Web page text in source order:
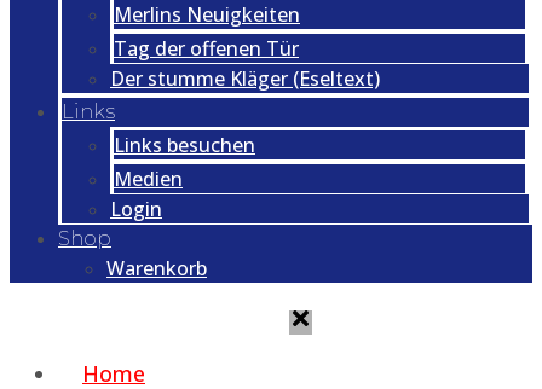
Merlins Neuigkeiten
Tag der offenen Tür
Der stumme Kläger (Eseltext)
Links
Links besuchen
Medien
Login
Shop
Warenkorb
Home